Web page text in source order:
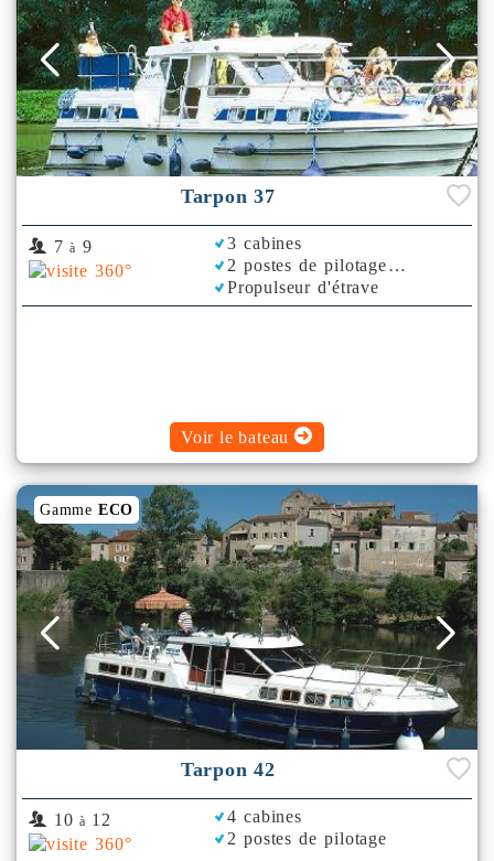
Tarpon 37
7 à 9
3 cabines
2 postes de pilotage
Propulseur d'étrave
Voir le bateau
Gamme ECO
Tarpon 42
10 à 12
4 cabines
2 postes de pilotage